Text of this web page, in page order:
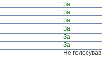
За
За
За
За
За
За
Не голосував